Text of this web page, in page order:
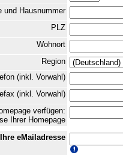
und Hausnummer
PLZ
Wohnort
Region
(inkl. Vorwahl)
(inkl. Vorwahl)
verfügen:
Ihrer Homepage
Ihre eMailadresse